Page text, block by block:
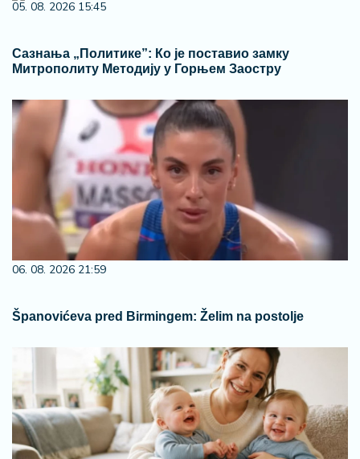
05. 08. 2026 15:45
Сазнања „Политике”: Ко је поставио замку
Митрополиту Методију у Горњем Заостру
06. 08. 2026 21:59
Španovićeva pred Birmingem: Želim na postolje